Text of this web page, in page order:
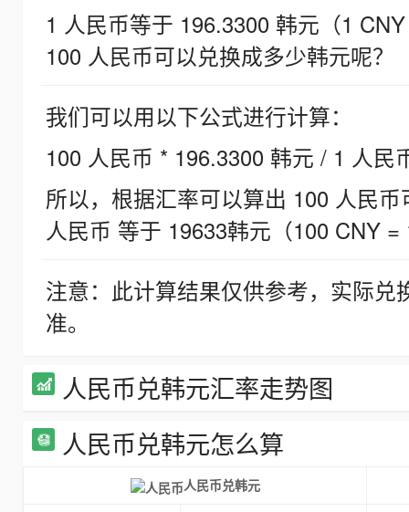
1 人民币等于 196.3300 韩元（1
100 人民币可以兑换成多少韩元呢？
我们可以用以下公式进行计算：
100 人民币 * 196.3300 韩元 / 1 人民
所以，根据汇率可以算出 100 人民
人民币 等于 19633韩元（100 CNY =
注意：此计算结果仅供参考，实际
准。
人民币兑韩元汇率走势图
人民币兑韩元怎么算
人民币兑韩元